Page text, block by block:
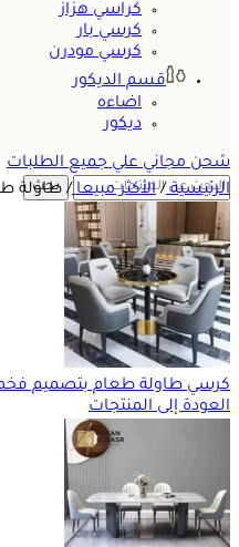
كراسي هزاز
كرسي بار
كرسي مودرن
قسم الديكور
اضاءه
ديكور
شحن مجاني علي جميع الطلبات
بحث الرئيسية/ الأكثر مبيعا/ طاولة
كرسي طاولة طعام بتصميم
العودة إلى المنتجات